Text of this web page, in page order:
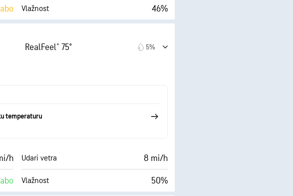
Vlažnost 46%
Oblačno
Vidljivost 10 mi
RealFeel® 75° 5%
temperaturu
h Udari vetra 8 mi/h
Vlažnost 50%